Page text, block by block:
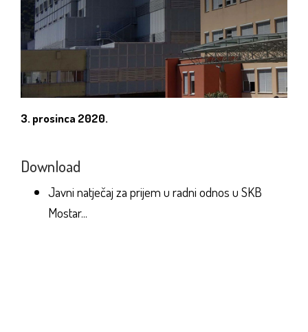
3. prosinca 2020.
Download
Javni natječaj za prijem u radni odnos u SKB
Mostar...